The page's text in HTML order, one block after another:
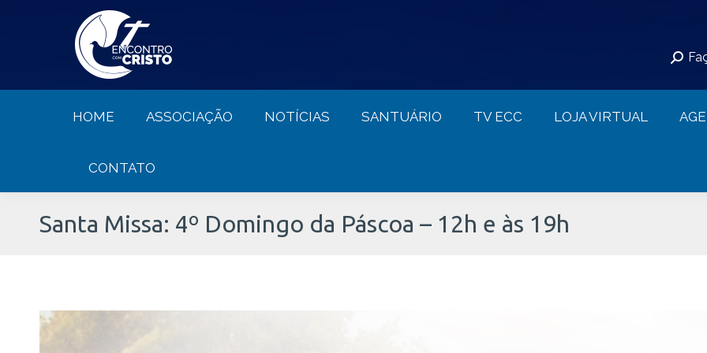
HOME ASSOCIAÇÃO NOTÍCIAS SANTUÁRIO TV ECC LOJA VIRTUAL
CONTATO
Santa Missa: 4º Domingo da Páscoa – 12h e às 19h
HOME